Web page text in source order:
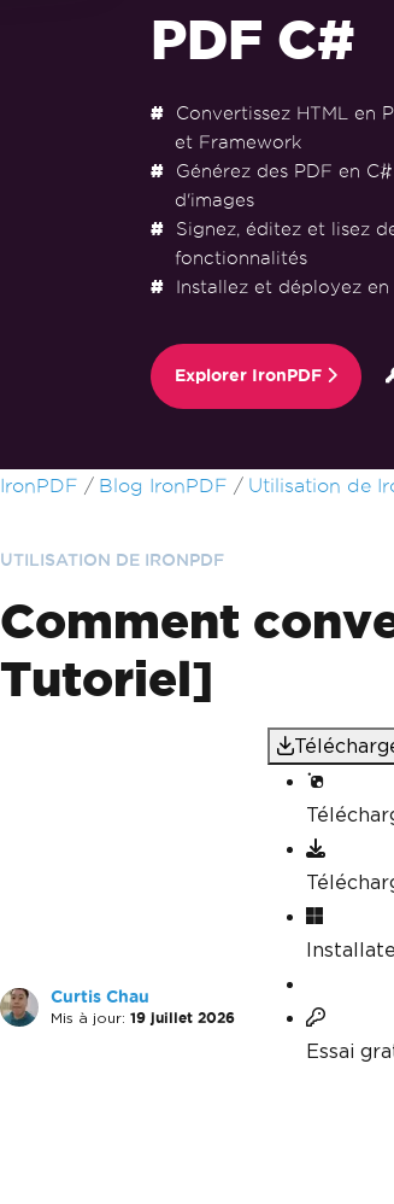
PDF C#
Convertissez HTML en
et Framework
Générez des PDF en
d'images
Signez, éditez et lisez
fonctionnalités
Installez et déployez
Explorer IronPDF
Passer au contenu du pied de page
IronPDF Blog IronPDF Utilisation de
UTILISATION DE IRONPDF
Comment
Tutoriel]
Curtis Chau
Mis à jour: 19 juillet 2026
Essai